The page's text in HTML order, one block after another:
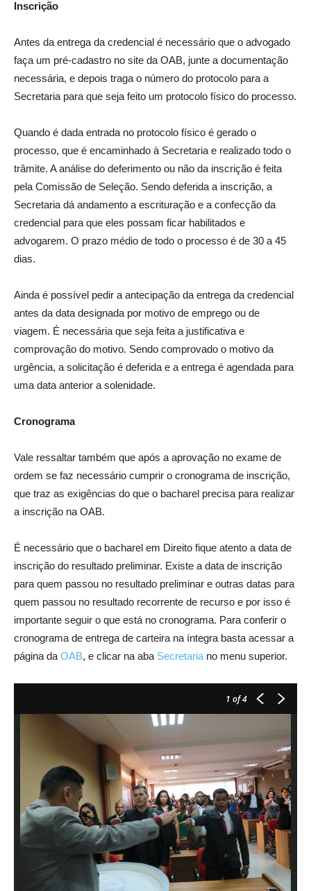
Inscrição
Antes da entrega da credencial é necessário que o advogado
faça um pré-cadastro no site da OAB, junte a documentação
necessária, e depois traga o número do protocolo para a
Secretaria para que seja feito um protocolo físico do processo.
Quando é dada entrada no protocolo físico é gerado o
processo, que é encaminhado à Secretaria e realizado todo o
trâmite. A análise do deferimento ou não da inscrição é feita
pela Comissão de Seleção. Sendo deferida a inscrição, a
Secretaria dá andamento a escrituração e a confecção da
credencial para que eles possam ficar habilitados e
advogarem. O prazo médio de todo o processo é de 30 a 45
dias.
Ainda é possível pedir a antecipação da entrega da credencial
antes da data designada por motivo de emprego ou de
viagem. É necessária que seja feita a justificativa e
comprovação do motivo. Sendo comprovado o motivo da
urgência, a solicitação é deferida e a entrega é agendada para
uma data anterior a solenidade.
Cronograma
Vale ressaltar também que após a aprovação no exame de
ordem se faz necessário cumprir o cronograma de inscrição,
que traz as exigências do que o bacharel precisa para realizar
a inscrição na OAB.
É necessário que o bacharel em Direito fique atento a data de
inscrição do resultado preliminar. Existe a data de inscrição
para quem passou no resultado preliminar e outras datas para
quem passou no resultado recorrente de recurso e por isso é
importante seguir o que está no cronograma. Para conferir o
cronograma de entrega de carteira na íntegra basta acessar a
página da OAB, e clicar na aba Secretaria no menu superior.
1 of 4